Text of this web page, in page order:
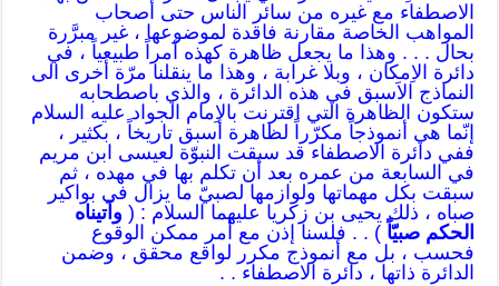
الاصطفاء مع غيره من سائر الناس حتى أصحاب
المواهب الخاصة مقارنة فاقدة لموضوعها ، غير مبرَّرة
بحال . . . وهذا ما يجعل ظاهرة كهذه أمراً طبيعياً ، في
دائرة الاِمكان ، وبلا غرابة ، وهذا ما ينقلنا مرّة أخرى الى
النماذج الاَسبق في هذه الدائرة ، والذي باصطحابه
ستكون الظاهرة التي اقترنت بالاِمام الجواد عليه السلام
إنّما هي أنموذجاً مكرّراً لظاهرة أسبق تاريخاً ، بكثير ،
ففي دائرة الاصطفاء قد سبقت النبوّة لعيسى ابن مريم
في السابعة من عمره بعد أن تكلم بها في مهده ، ثم
سبقت بكل مهماتها ولوازمها لصبيّ ما يزال في بواكير
صباه ، ذلك يحيى بن زكريا عليهما السلام : ( وآتيناه
الحكم صبيّاً) . . فلسنا إذن مع أمر ممكن الوقوع
فحسب ، بل مع أنموذج مكرر لواقع محقق ، وضمن
الدائرة ذاتها ، دائرة الاصطفاء . .